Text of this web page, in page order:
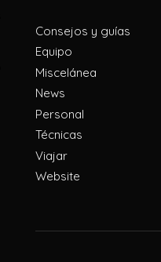
Consejos y guías
Equipo
Miscelánea
News
Personal
Técnicas
Viajar
Website